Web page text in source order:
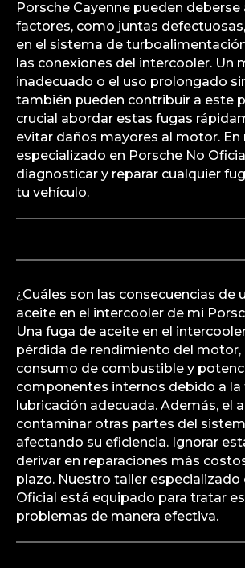
Porsche Cayenne pueden deberse
factores, como juntas
en el sistema de
las conexiones del intercooler. Un
inadecuado o el uso prolongado
también pueden contribuir a este
crucial abordar estas fugas
evitar daños mayores al motor.
especializado en Porsche No
diagnosticar y reparar cualquier
tu vehículo.
¿Cuáles son las consecuencias de
aceite en el intercooler de mi
Una fuga de aceite en el
pérdida de rendimiento del motor,
consumo de combustible y
componentes internos debido a la
lubricación adecuada. Además, el
contaminar otras partes del
afectando su eficiencia. Ignorar
derivar en reparaciones más
plazo. Nuestro taller especializado
Oficial está equipado para tratar
problemas de manera efectiva.